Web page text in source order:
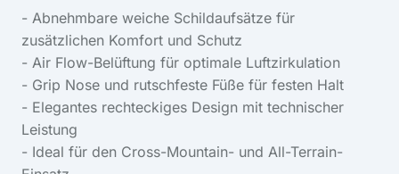
- Abnehmbare weiche Schildaufsätze für
zusätzlichen Komfort und Schutz
- Air Flow-Belüftung für optimale Luftzirkulation
- Grip Nose und rutschfeste Füße für festen Halt
- Elegantes rechteckiges Design mit technischer
Leistung
- Ideal für den Cross-Mountain- und All-Terrain-